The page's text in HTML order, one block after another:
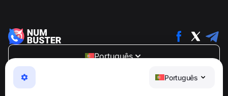
Português
Português
NumBuster © 2013—2026 ·
support@numbuster.com
Um app fácil de usar que protege você contra golpes